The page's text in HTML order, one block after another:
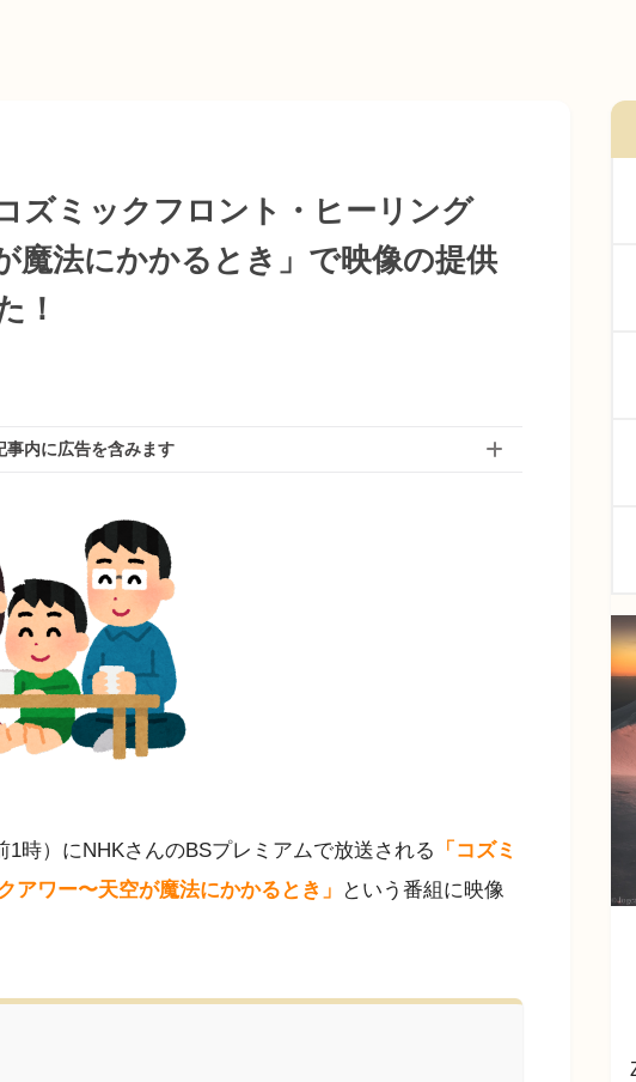
ズミックフロント・ヒーリング
魔法にかかるとき」で映像の提供
！
事内に広告を含みます
時）にNHKさんのBSプレミアムで放送される
「コズミ
ワー〜天空が魔法にかかるとき」
という番組に映像